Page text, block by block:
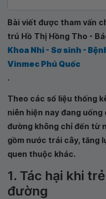
Bài viết được tham vấn
trú Hồ Thị Hồng Tho -
Khoa Nhi - Sơ sinh -
Vinmec Phú Quốc
.
Theo các số liệu thống
niên hiện nay đang
đường không chỉ đến từ
gồm nước trái cây, tăng
quen thuộc khác.
1. Tác hại khi
đường